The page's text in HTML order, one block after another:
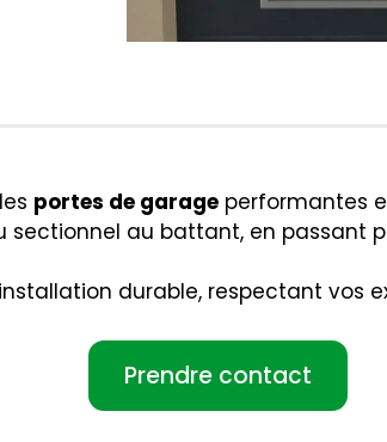
portes de garageperformantes
sectionnel au battant, en passant
durable, respectant vos
Prendre contact